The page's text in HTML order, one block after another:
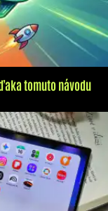
tomuto návodu